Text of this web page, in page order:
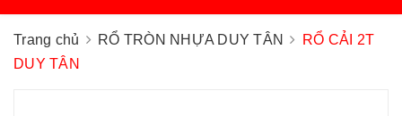
Trang chủ RỔ TRÒN NHỰA DUY TÂN
RỔ CẢI 2T
DUY TÂN